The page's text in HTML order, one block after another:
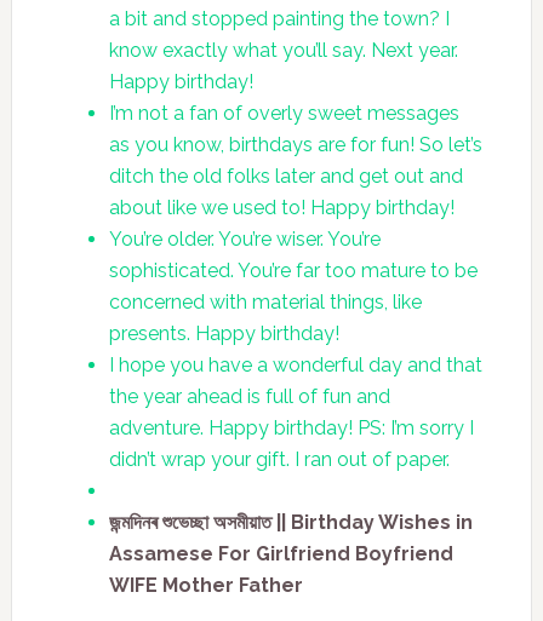
a bit and stopped painting the town? I
know exactly what you’ll say. Next year.
Happy birthday!
I’m not a fan of overly sweet messages
as you know, birthdays are for fun! So let’s
ditch the old folks later and get out and
about like we used to! Happy birthday!
You’re older. You’re wiser. You’re
sophisticated. You’re far too mature to be
concerned with material things, like
presents. Happy birthday!
I hope you have a wonderful day and that
the year ahead is full of fun and
adventure. Happy birthday! PS: I’m sorry I
didn’t wrap your gift. I ran out of paper.
জন্মদিনৰ শুভেচ্ছা অসমীয়াত || Birthday Wishes in
Assamese For Girlfriend Boyfriend
WIFE Mother Father